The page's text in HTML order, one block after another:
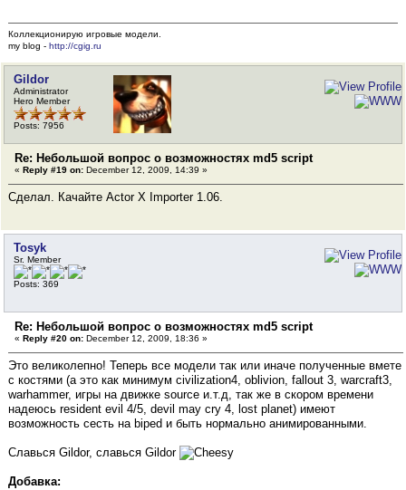
Коллекционирую игровые модели.
my blog - http://cgig.ru
Gildor
Administrator
Hero Member
Posts: 7956
Re: Небольшой вопрос о возможностях md5 script
« Reply #19 on: December 12, 2009, 14:39 »
Сделал. Качайте Actor X Importer 1.06.
Tosyk
Sr. Member
Posts: 369
Re: Небольшой вопрос о возможностях md5 script
« Reply #20 on: December 12, 2009, 18:36 »
Это великолепно! Теперь все модели так или иначе полученные вмете
с костями (а это как минимум civilization4, oblivion, fallout 3, warcraft3,
warhammer, игры на движке source и.т.д, так же в скором времени
надеюсь resident evil 4/5, devil may cry 4, lost planet) имеют
возможность сесть на biped и быть нормально анимированными.
Славься Gildor, славься Gildor
Добавка: